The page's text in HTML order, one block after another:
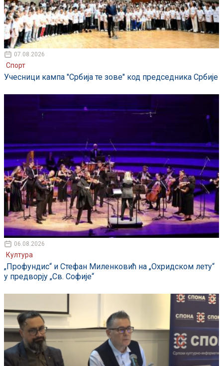
07.08.2026
Спорт
Учесници кампа "Србија те зове" код председника Србије
06.08.2026
Култура
„Профундис“ и Стефан Миленковић на „Охридском лету“
у предворју „Св. Софије“